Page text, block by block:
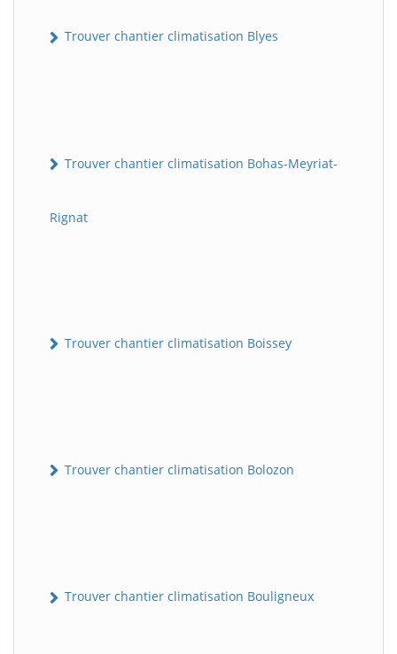
Trouver chantier climatisation Blyes
Trouver chantier climatisation Bohas-Meyriat-
Rignat
Trouver chantier climatisation Boissey
Trouver chantier climatisation Bolozon
Trouver chantier climatisation Bouligneux